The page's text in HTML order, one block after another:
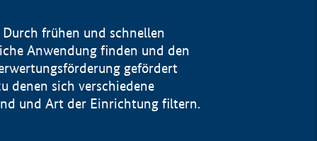
frühen und schnellen
Anwendung finden und den
gefördert
denen sich verschiedene
und Art der Einrichtung filtern.